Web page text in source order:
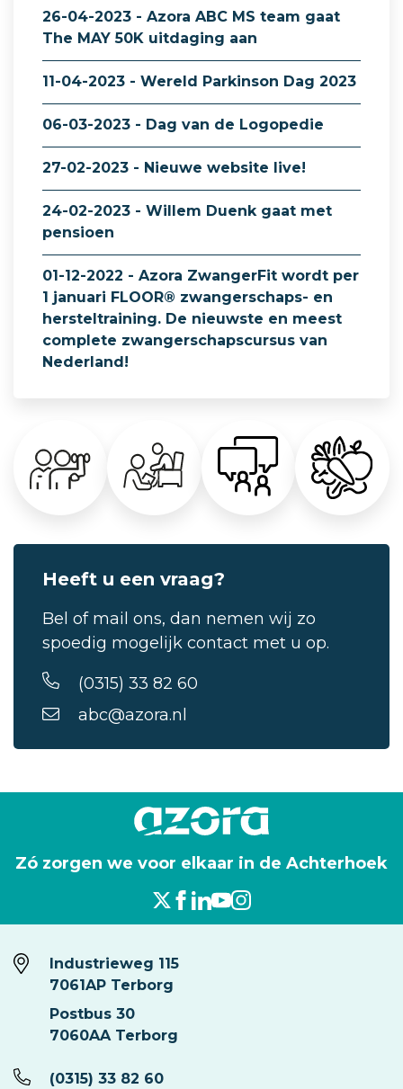
26-04-2023 - Azora ABC MS team gaat
The MAY 50K uitdaging aan
11-04-2023 - Wereld Parkinson Dag 2023
06-03-2023 - Dag van de Logopedie
27-02-2023 - Nieuwe website live!
24-02-2023 - Willem Duenk gaat met
pensioen
01-12-2022 - Azora ZwangerFit wordt per
1 januari FLOOR® zwangerschaps- en
hersteltraining. De nieuwste en meest
complete zwangerschapscursus van
Nederland!
Heeft u een vraag?
Bel of mail ons, dan nemen wij zo
spoedig mogelijk contact met u op.
(0315) 33 82 60
abc@azora.nl
Zó zorgen we voor elkaar in de Achterhoek
Industrieweg 115
7061AP Terborg
Postbus 30
7060AA Terborg
(0315) 33 82 60